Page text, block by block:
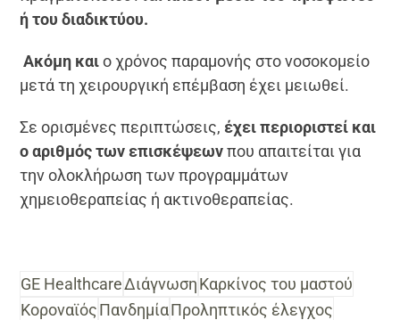
ή του διαδικτύου.
Ακόμη καιο χρόνος παραμονής στο νοσοκομείο
μετά τη χειρουργική επέμβαση έχει μειωθεί.
Σε ορισμένες περιπτώσεις, έχει περιοριστεί και
ο αριθμός των επισκέψεωνπου απαιτείται για
την ολοκλήρωση των προγραμμάτων
χημειοθεραπείας ή ακτινοθεραπείας.
GE HealthcareΔιάγνωσηΚαρκίνος του μαστού
ΚοροναϊόςΠανδημίαΠροληπτικός έλεγχος